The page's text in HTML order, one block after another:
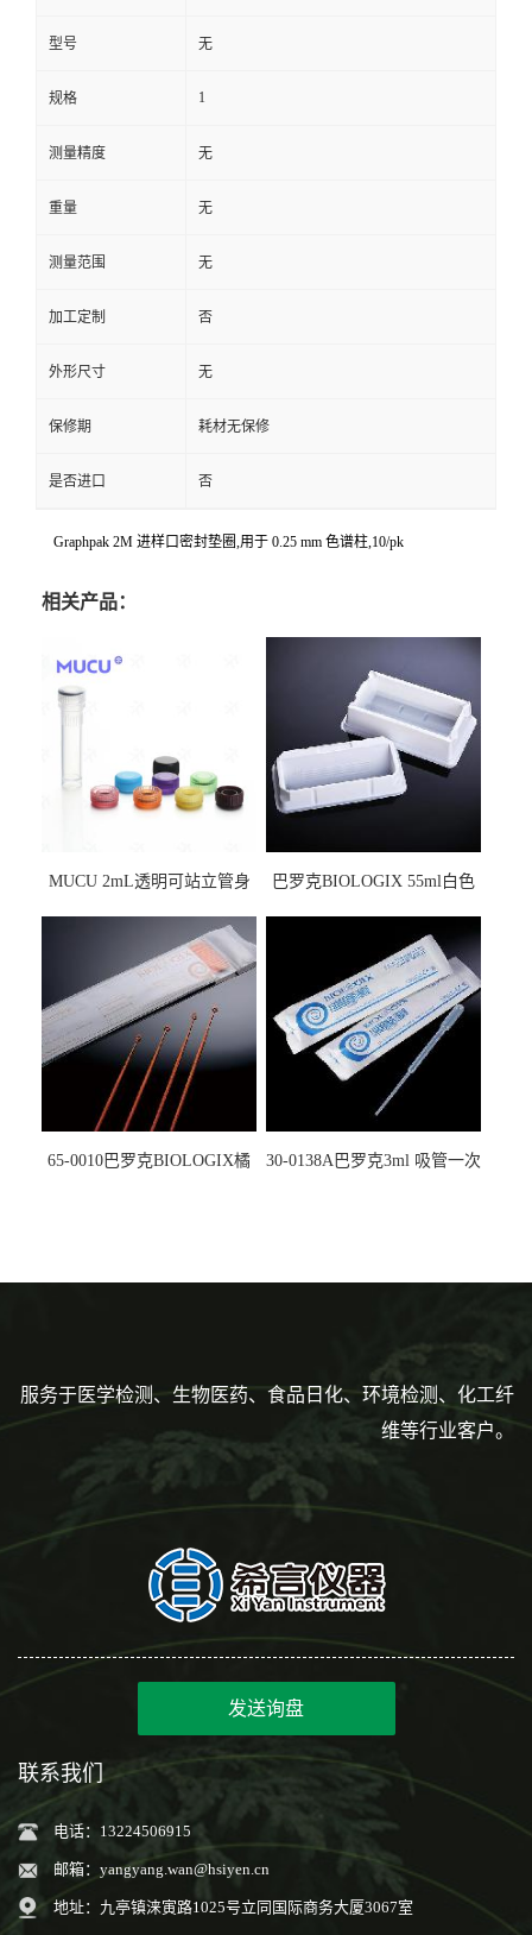
型号 无
规格 1
测量精度 无
重量 无
测量范围 无
加工定制 否
外形尺寸 无
保修期 耗材无保修
是否进口 否
Graphpak 2M 进样口密封垫圈,用于 0.25 mm 色谱柱,10/pk
相关产品：
MUCU 2mL透明可站立管身
巴罗克BIOLOGIX 55ml白色
马射线灭菌25-0051
65-0010巴罗克BIOLOGIX橘
30-0138A巴罗克3ml 吸管一次
服务于医学检测、生物医药、食品日化、环境检测、化工纤
维等行业客户。
发送询盘
联系我们
电话：13224506915
邮箱： yangyang.wan@hsiyen.cn
地址：九亭镇涞寅路1025号立同国际商务大厦3067室